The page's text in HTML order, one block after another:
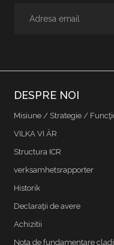
DESPRE NOI
Misiune / Strategie /
VILKA VI ÄR
Structura ICR
verksamhetsrapporter
Historik
Declaraţii de avere
Achizitii
Nota de fundamentare